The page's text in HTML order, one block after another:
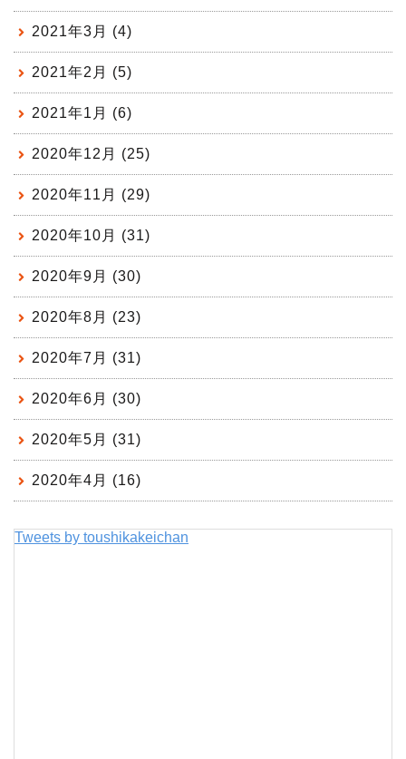
2021年3月 (4)
2021年2月 (5)
2021年1月 (6)
2020年12月 (25)
2020年11月 (29)
2020年10月 (31)
2020年9月 (30)
2020年8月 (23)
2020年7月 (31)
2020年6月 (30)
2020年5月 (31)
2020年4月 (16)
Tweets by toushikakeichan